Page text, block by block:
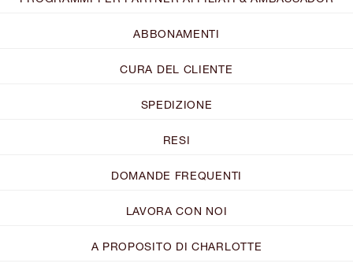
ABBONAMENTI
CURA DEL CLIENTE
SPEDIZIONE
RESI
DOMANDE FREQUENTI
LAVORA CON NOI
A PROPOSITO DI CHARLOTTE